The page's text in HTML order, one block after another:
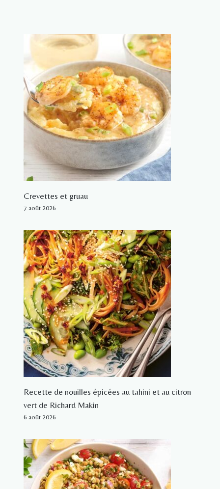
Crevettes et gruau
7 août 2026
Recette de nouilles épicées au tahini et au citron
vert de Richard Makin
6 août 2026